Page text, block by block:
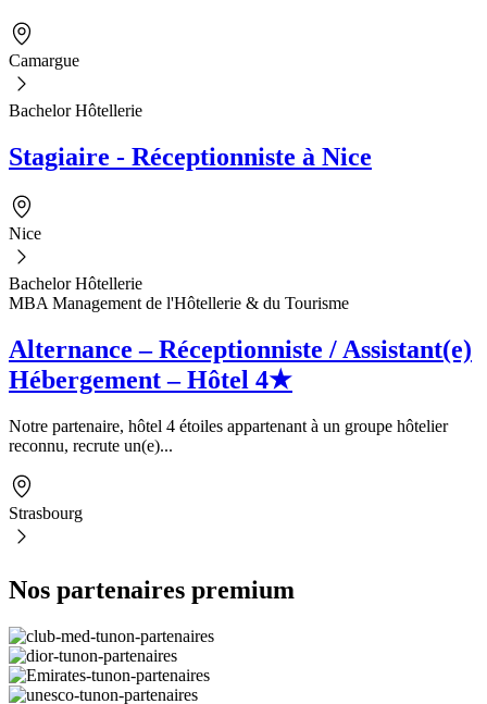
Camargue
Bachelor Hôtellerie
Stagiaire - Réceptionniste à Nice
Nice
Bachelor Hôtellerie
MBA Management de l'Hôtellerie & du Tourisme
Alternance – Réceptionniste / Assistant(e)
Hébergement – Hôtel 4★
Notre partenaire, hôtel 4 étoiles appartenant à un groupe hôtelier
reconnu, recrute un(e)...
Strasbourg
Nos partenaires premium